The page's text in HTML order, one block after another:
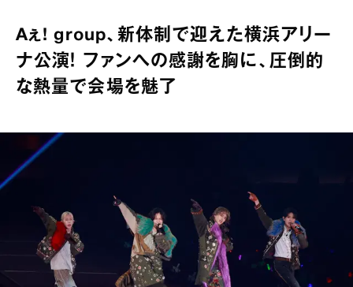
Aぇ! group、新体制で迎えた横浜アリー
ナ公演！ ファンへの感謝を胸に、圧倒的
な熱量で会場を魅了